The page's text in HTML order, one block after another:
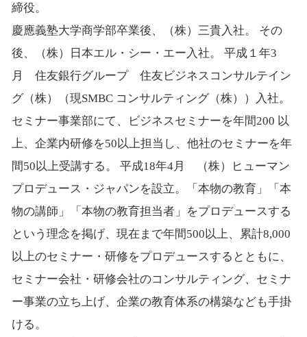
締役。
慶應義塾大学商学部卒業後、（株）三貴入社。 その
後、（株）日本エル・シー・エー入社。 平成１年3
月 住友銀行グループ 住友ビジネスコンサルテイン
グ（株）（現SMBC コンサルティング（株））入社。
セミナー事業部にて、ビジネスセミナーを年間200 以
上、企業内研修を50以上担当し、他社のセミナーを年
間50以上受講する。 平成18年4月 （株）ヒューマン
プロデュース・ジャパンを設立。「本物の教育」「本
物の講師」「本物の教育担当者」をプロデュースする
という理念を掲げ、現在まで年間500以上、累計8,000
以上のセミナー・研修をプロデュースするとともに、
セミナー会社・研修会社のコンサルティング、セミナ
ー事業の立ち上げ、企業の教育体系の構築なども手掛
ける。